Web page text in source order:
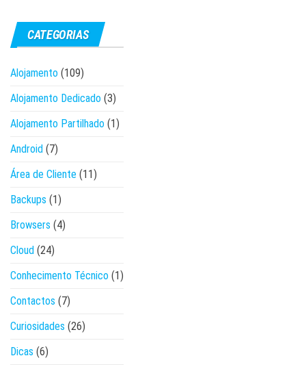
CATEGORIAS
Alojamento (109)
Alojamento Dedicado (3)
Alojamento Partilhado (1)
Android (7)
Área de Cliente (11)
Backups (1)
Browsers (4)
Cloud (24)
Conhecimento Técnico (1)
Contactos (7)
Curiosidades (26)
Dicas (6)